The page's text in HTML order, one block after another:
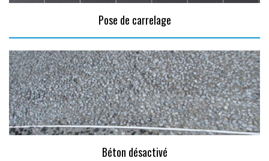
Pose de carrelage
Béton désactivé